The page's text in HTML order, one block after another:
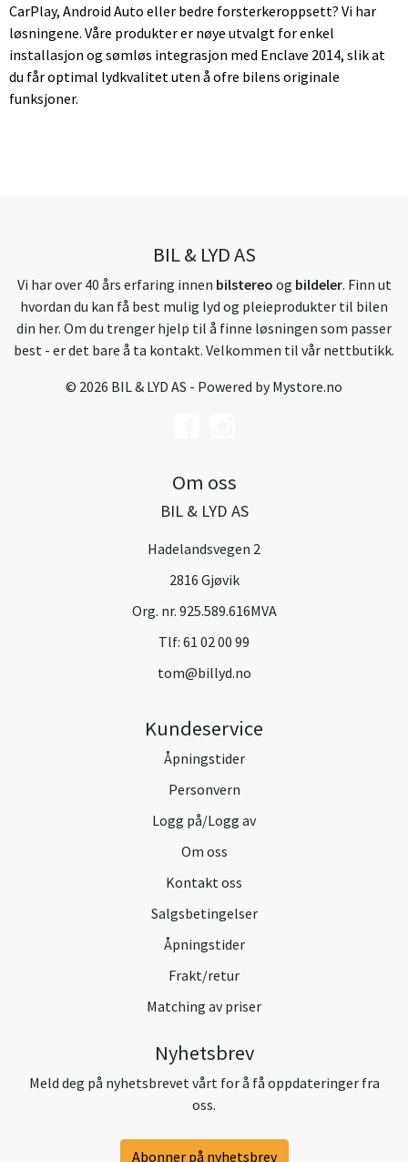
CarPlay, Android Auto eller bedre forsterkeroppsett? Vi har
løsningene. Våre produkter er nøye utvalgt for enkel
installasjon og sømløs integrasjon med Enclave 2014, slik at
du får optimal lydkvalitet uten å ofre bilens originale
funksjoner.
BIL & LYD AS
Vi har over 40 års erfaring innen bilstereo og bildeler. Finn ut
hvordan du kan få best mulig lyd og pleieprodukter til bilen
din her. Om du trenger hjelp til å finne løsningen som passer
best - er det bare å ta kontakt. Velkommen til vår nettbutikk.
© 2026 BIL & LYD AS - Powered byMystore.no
Om oss
BIL & LYD AS
Hadelandsvegen 2
2816 Gjøvik
Org. nr. 925.589.616MVA
Tlf: 61 02 00 99
tom@billyd.no
Kundeservice
Åpningstider
Personvern
Logg på/Logg av
Om oss
Kontakt oss
Salgsbetingelser
Åpningstider
Frakt/retur
Matching av priser
Nyhetsbrev
Meld deg på nyhetsbrevet vårt for å få oppdateringer fra
oss.
Abonner på nyhetsbrev